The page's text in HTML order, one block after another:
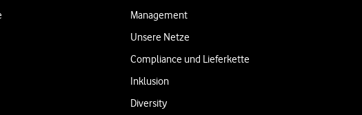
Management
Unsere Netze
Compliance und Lieferkette
Inklusion
Diversity